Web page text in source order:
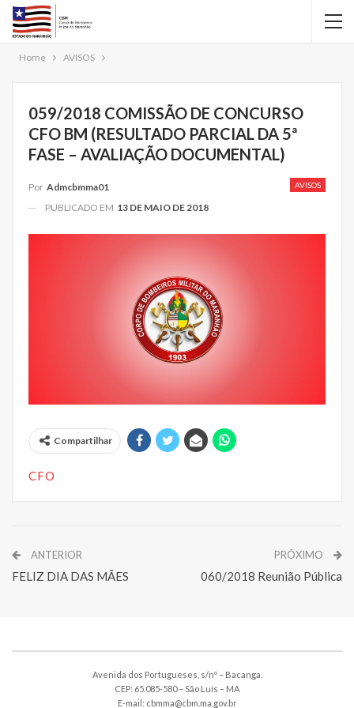
Home AVISOS
059/2018 COMISSÃO DE CONCURSO
CFO BM (RESULTADO PARCIAL DA 5ª
FASE – AVALIAÇÃO DOCUMENTAL)
AVISOS
Por Admcbmma01
PUBLICADO EM 13 DE MAIO DE 2018
Compartilhar
CFO
ANTERIOR
FELIZ DIA DAS MÃES
PRÓXIMO
060/2018 Reunião Pública
Avenida dos Portugueses, s/nº – Bacanga.
CEP: 65.085-580 – São Luís – MA
E-mail: cbmma@cbm.ma.gov.br